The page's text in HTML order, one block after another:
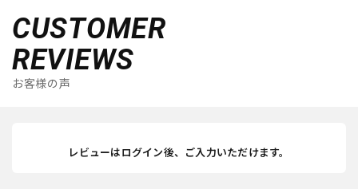
CUSTOMER
REVIEWS
お客様の声
レビューはログイン後、ご入力いただけます。